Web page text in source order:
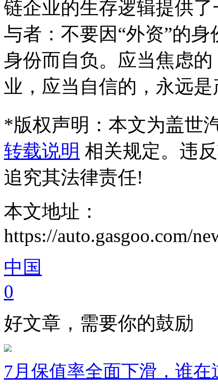
链企业的生存逻辑提供
与者：不要因“外资”的
身份而自负。应当焦虑
业，应当自信的，永远
*版权声明：本文为盖世
转载说明 相关规定。违
追究其法律责任!
本文地址：
https://auto.gasgoo.com/
中国
0
好文章，需要你的鼓励
7月保值率全面下滑，谁在